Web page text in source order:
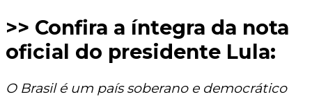
>> Confira a íntegra da nota
oficial do presidente Lula:
O Brasil é um país soberano e democrático